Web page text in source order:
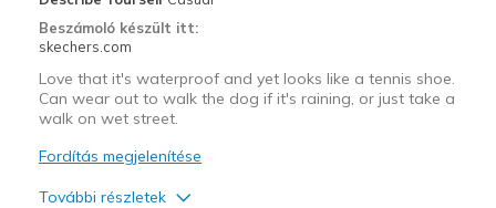
Beszámoló készült itt:
skechers.com
Love that it's waterproof and yet looks like a tennis shoe.
Can wear out to walk the dog if it's raining, or just take a
walk on wet street.
Fordítás megjelenítése
További részletek